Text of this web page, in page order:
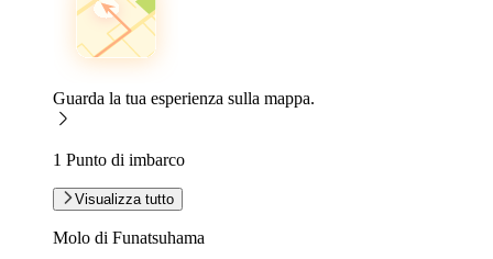
Guarda la tua esperienza sulla mappa.
1 Punto di imbarco
Visualizza tutto
Molo di Funatsuhama